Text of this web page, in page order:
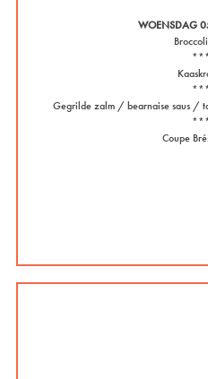
***
***
Gegrilde zalm / bearnaise saus /
***
Coupe